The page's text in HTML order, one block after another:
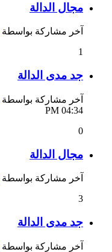
مجال الدالة
آخر مشاركة بواسطة
1
جد مدى الدالة
آخر مشاركة بواسطة
04:34 PM
0
مجال الدالة
آخر مشاركة بواسطة
3
جد مدى الدالة
آخر مشاركة بواسطة